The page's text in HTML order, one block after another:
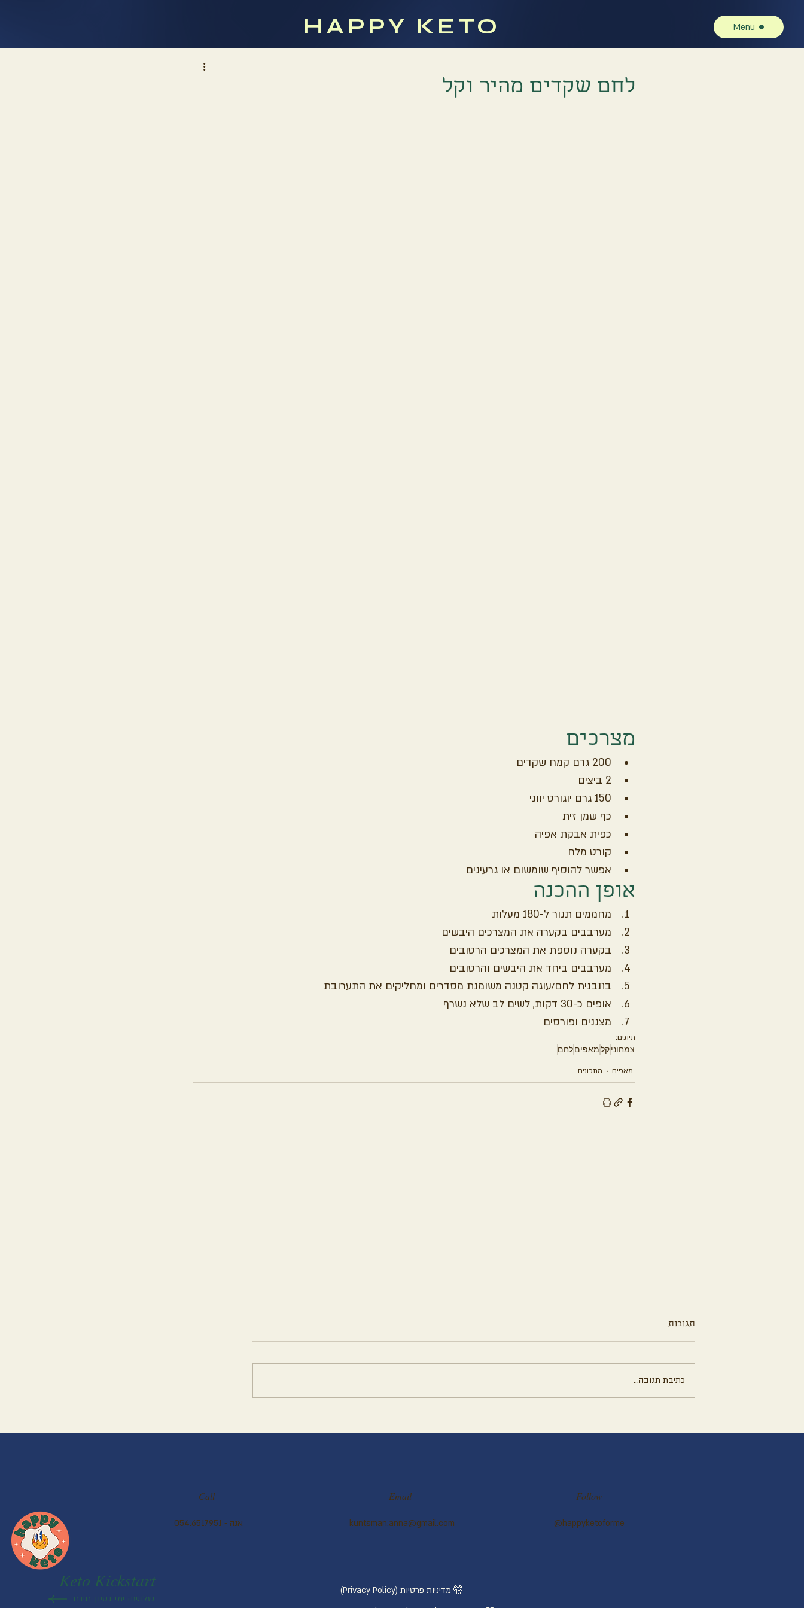
HAPPY KETO Menu
לחם שקדים מהיר וקל
מצרכים
200 גרם קמח שקדים
2 ביצים
150 גרם יוגורט יווני
כף שמן זית
כפית אבקת אפיה
קורט מלח
אפשר להוסיף שומשום או גרעינים
אופן ההכנה
מחממים תנור ל-180 מעלות
מערבבים בקערה את המצרכים היבשים
בקערה נוספת את המצרכים הרטובים
מערבבים ביחד את היבשים והרטובים
בתבנית לחם/עוגה קטנה משומנת מסדרים ומחליקים את התערובת
אופים כ-30 דקות, לשים לב שלא נשרף
מצננים ופורסים
תיוגים:
צמחוניקלמאפיםלחם
מאפים מתכונים
תגובות
כתיבת תגובה...
Keto Kickstart
שלושה ימי נסיון חינם
Call
054.6517951 - אנה
Email
kuntsman.anna@gmail.com
Follow
@happyketoforme
(Privacy Policy) מדיניות פרטיות 🤫